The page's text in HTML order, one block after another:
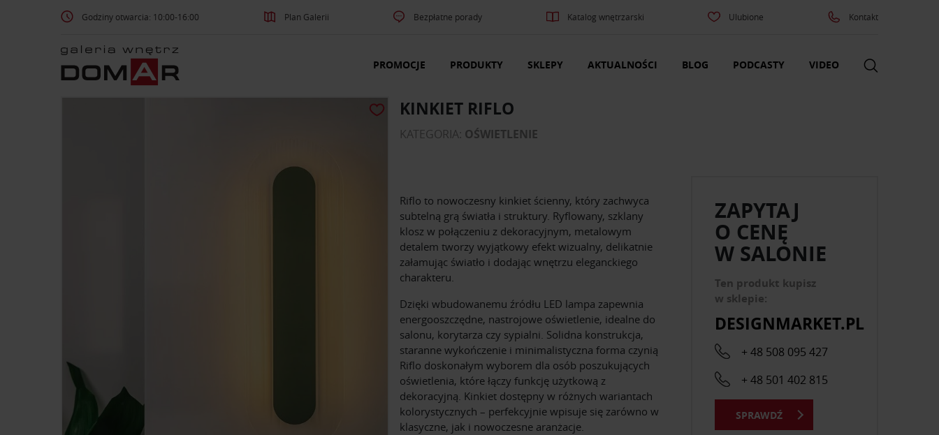
Godziny otwarcia: 10:00-16:00 Plan Galerii Bezpłatne porady Katalog wnętrzarski Ulubione Kontakt
PROMOCJE PRODUKTY SKLEPY AKTUALNOŚCI BLOG PODCASTY VIDEO
KINKIET RIFLO
KATEGORIA: OŚWIETLENIE
Riflo to nowoczesny kinkiet ścienny, który zachwyca
subtelną grą światła i struktury. Ryflowany, szklany
klosz w połączeniu z dekoracyjnym, metalowym
detalem tworzy wyjątkowy efekt wizualny, delikatnie
załamując światło i dodając wnętrzu eleganckiego
charakteru.
Dzięki wbudowanemu źródłu LED lampa zapewnia
energooszczędne, nastrojowe oświetlenie, idealne do
salonu, korytarza czy sypialni. Solidna konstrukcja,
staranne wykończenie i minimalistyczna forma czynią
Riflo doskonałym wyborem dla osób poszukujących
oświetlenia, które łączy funkcję użytkową z
dekoracyjną. Kinkiet dostępny w różnych wariantach
kolorystycznych – perfekcyjnie wpisuje się zarówno w
klasyczne, jak i nowoczesne aranżacje.
ZAPYTAJ
O CENĘ
W SALONIE
Ten produkt kupisz
w sklepie:
DESIGNMARKET.PL
+ 48 508 095 427
+ 48 501 402 815
SPRAWDŹ